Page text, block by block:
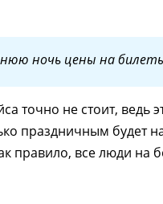
ночь цены на
точно не стоит,
праздничным будет
правило, все люди на